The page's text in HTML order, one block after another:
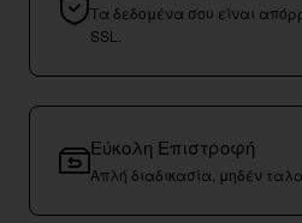
Τα δεδομένα σου είναι
SSL.
Εύκολη Επιστροφή
Απλή διαδικασία, μηδέν